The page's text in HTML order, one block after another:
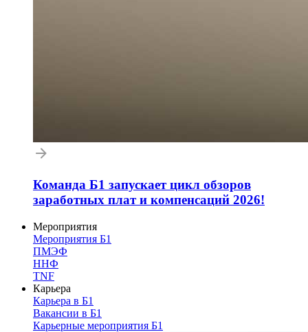
Команда Б1 запускает цикл обзоров
заработных плат и компенсаций 2026!
Мероприятия
Мероприятия Б1
ПМЭФ
ННФ
TNF
Карьера
Карьера в Б1
Вакансии в Б1
Карьерные мероприятия Б1